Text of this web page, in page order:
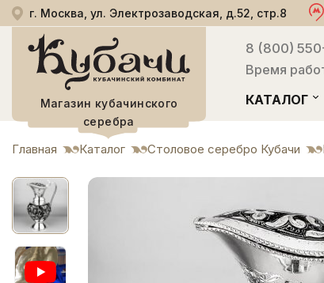
г. Москва, ул. Электрозаводская, д.52, стр.8
Магазин кубачинского
серебра
8 (800)
Время
КАТАЛОГ
Главная Каталог Столовое серебро Кубачи